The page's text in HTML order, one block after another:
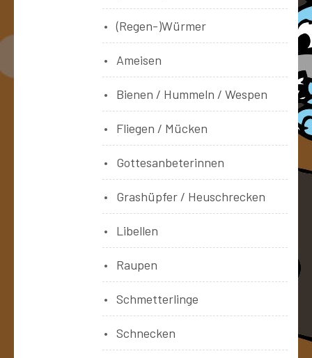
(Regen-)Würmer
Ameisen
Bienen / Hummeln / Wespen
Fliegen / Mücken
Gottesanbeterinnen
Grashüpfer / Heuschrecken
Libellen
Raupen
Schmetterlinge
Schnecken